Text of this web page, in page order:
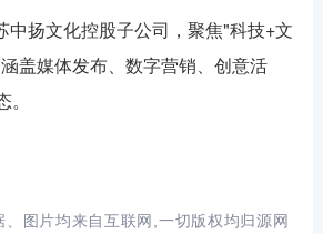
中扬文化控股子公司，聚焦"科技+文
盖媒体发布、数字营销、创意活
、图片均来自互联网,一切版权均归源网